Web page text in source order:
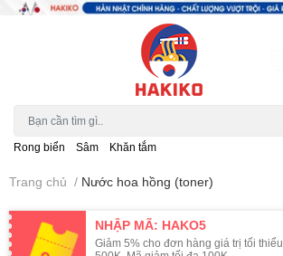
Rong biển Sâm Khăn tắm
Trang chủ / Nước hoa hồng (toner)
NHẬP MÃ: HAKO5
Giảm 5% cho đơn hàng giá trị tối thiểu